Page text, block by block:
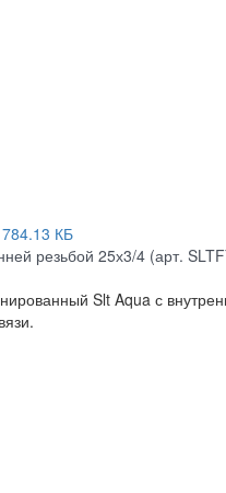
784.13 КБ
резьбой 25х3/4 (арт.
Slt Aqua с